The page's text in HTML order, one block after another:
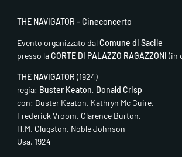
THE NAVIGATOR – Cineconcerto
Evento organizzato dalComune di Sacile
presso laCORTE DI PALAZZO RAGAZZONI (in
THE NAVIGATOR (1924)
regia: Buster Keaton, Donald Crisp
con: Buster Keaton, Kathryn Mc Guire,
Frederick Vroom, Clarence Burton,
H.M. Clugston, Noble Johnson
Usa, 1924